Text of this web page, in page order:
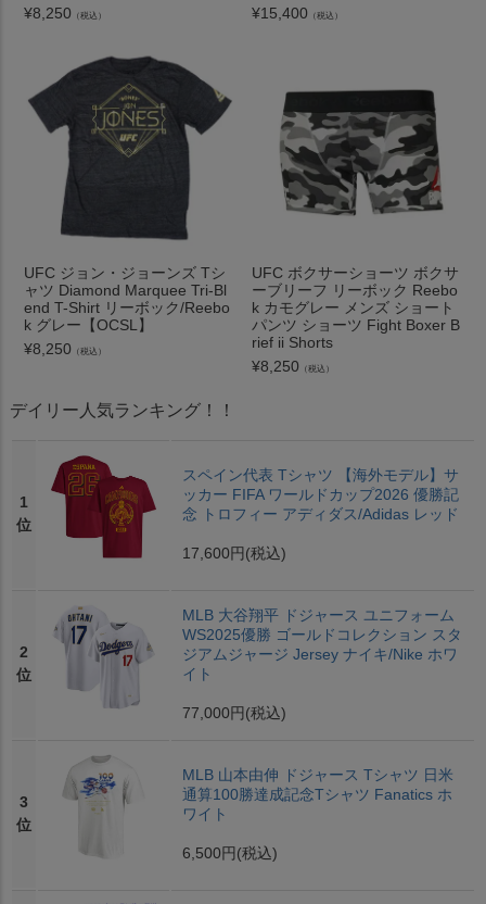
¥8,250 （税込）
¥15,400 （税込）
UFC ジョン・ジョーンズ Tシ
ャツ Diamond Marquee Tri-Bl
end T-Shirt リーボック/Reebo
k グレー【OCSL】
¥8,250 （税込）
UFC ボクサーショーツ ボクサ
ーブリーフ リーボック Reebo
k カモグレー メンズ ショート
パンツ ショーツ Fight Boxer B
rief ii Shorts
¥8,250 （税込）
デイリー人気ランキング！！
1
位
スペイン代表 Tシャツ 【海外モデル】サ
ッカー FIFA ワールドカップ2026 優勝記
念 トロフィー アディダス/Adidas レッド
17,600円 (税込)
2
位
MLB 大谷翔平 ドジャース ユニフォーム
WS2025優勝 ゴールドコレクション スタ
ジアムジャージ Jersey ナイキ/Nike ホワ
イト
77,000円 (税込)
3
位
MLB 山本由伸 ドジャース Tシャツ 日米
通算100勝達成記念Tシャツ Fanatics ホ
ワイト
6,500円 (税込)